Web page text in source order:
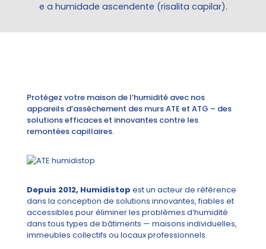
e a humidade ascendente (risalita capilar).
Protégez votre maison de l’humidité avec nos
appareils d’assèchement des murs ATE et ATG – des
solutions efficaces et innovantes contre les
remontées capillaires.
Depuis 2012, Humidistop est un acteur de référence
dans la conception de solutions innovantes, fiables et
accessibles pour éliminer les problèmes d’humidité
dans tous types de bâtiments — maisons individuelles,
immeubles collectifs ou locaux professionnels.